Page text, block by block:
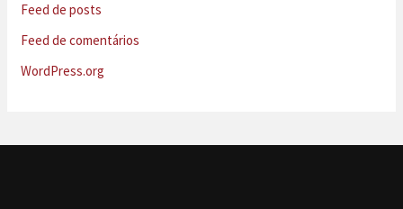
Feed de posts
Feed de comentários
WordPress.org